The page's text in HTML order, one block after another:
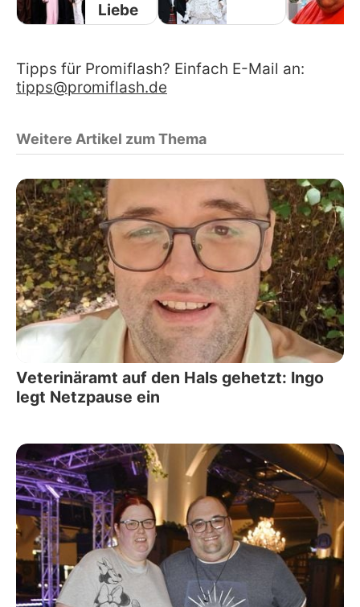
Liebe
Tipps für Promiflash? Einfach E-Mail an:
tipps@promiflash.de
Weitere Artikel zum Thema
Veterinäramt auf den Hals gehetzt: Ingo
legt Netzpause ein